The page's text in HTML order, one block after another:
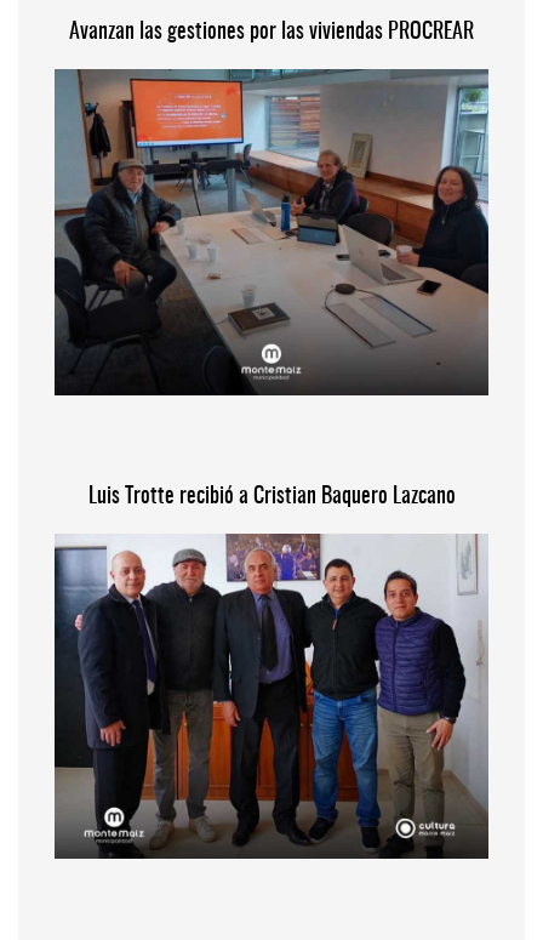
Avanzan las gestiones por las viviendas PROCREAR
Luis Trotte recibió a Cristian Baquero Lazcano